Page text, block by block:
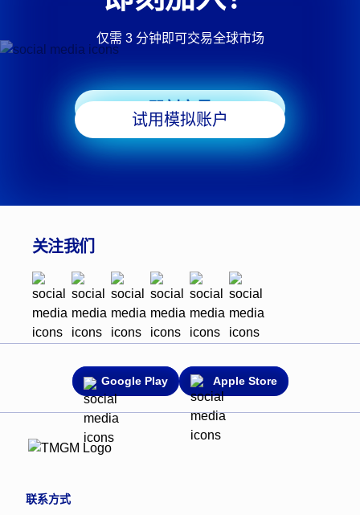
仅需 3 分钟即可交易全球市场
即刻交易
试用模拟账户
关注我们
Google Play Apple Store
联系方式